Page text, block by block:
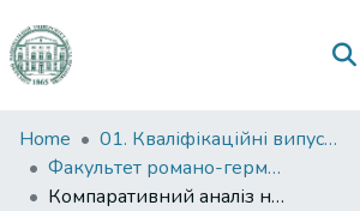
Communities
&
Collections
Home
01. Кваліфікаційні випускні роботи здобувачів вищої освіти
Факультет романо-германської філології
Компаративний аналіз новел Стефана Цвейга та їх російських перекладів